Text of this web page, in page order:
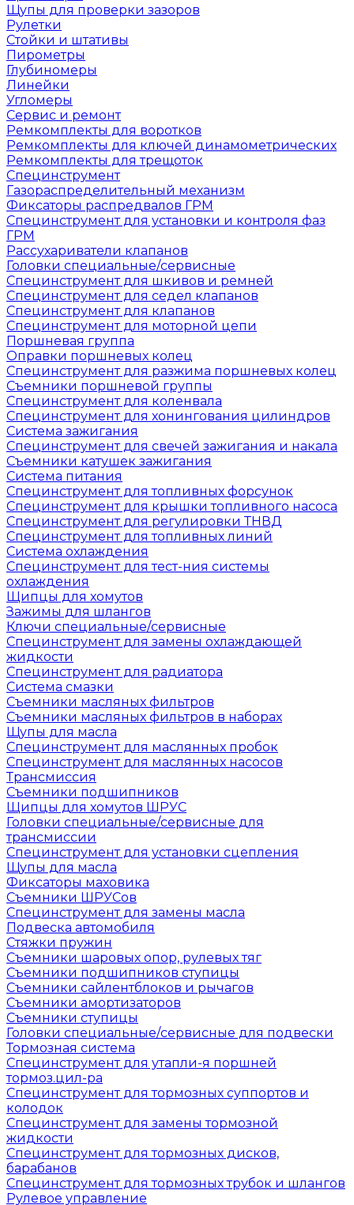
Щупы для проверки зазоров
Рулетки
Стойки и штативы
Пирометры
Глубиномеры
Линейки
Угломеры
Сервис и ремонт
Ремкомплекты для воротков
Ремкомплекты для ключей динамометрических
Ремкомплекты для трещоток
Специнструмент
Газораспределительный механизм
Фиксаторы распредвалов ГРМ
Специнструмент для установки и контроля фаз
ГРМ
Рассухариватели клапанов
Головки специальные/сервисные
Специнструмент для шкивов и ремней
Специнструмент для седел клапанов
Специнструмент для клапанов
Специнструмент для моторной цепи
Поршневая группа
Оправки поршневых колец
Специнструмент для разжима поршневых колец
Съемники поршневой группы
Специнструмент для коленвала
Специнструмент для хонингования цилиндров
Система зажигания
Специнструмент для свечей зажигания и накала
Съемники катушек зажигания
Система питания
Специнструмент для топливных форсунок
Специнструмент для крышки топливного насоса
Специнструмент для регулировки ТНВД
Специнструмент для топливных линий
Система охлаждения
Специнструмент для тест-ния системы
охлаждения
Щипцы для хомутов
Зажимы для шлангов
Ключи специальные/сервисные
Специнструмент для замены охлаждающей
жидкости
Специнструмент для радиатора
Система смазки
Съемники масляных фильтров
Съемники масляных фильтров в наборах
Щупы для масла
Специнструмент для маслянных пробок
Специнструмент для маслянных насосов
Трансмиссия
Съемники подшипников
Щипцы для хомутов ШРУС
Головки специальные/сервисные для
трансмиссии
Специнструмент для установки сцепления
Щупы для масла
Фиксаторы маховика
Съемники ШРУСов
Специнструмент для замены масла
Подвеска автомобиля
Стяжки пружин
Съемники шаровых опор, рулевых тяг
Съемники подшипников ступицы
Съемники сайлентблоков и рычагов
Съемники амортизаторов
Съемники ступицы
Головки специальные/сервисные для подвески
Тормозная система
Специнструмент для утапли-я поршней
тормоз.цил-ра
Специнструмент для тормозных суппортов и
колодок
Специнструмент для замены тормозной
жидкости
Специнструмент для тормозных дисков,
барабанов
Специнструмент для тормозных трубок и шлангов
Рулевое управление